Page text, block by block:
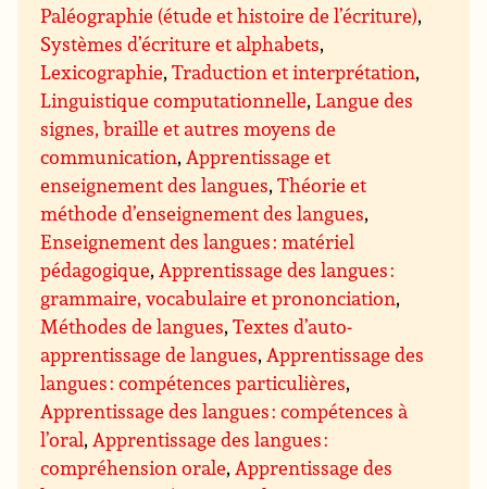
Paléographie (étude et histoire de l’écriture),
Systèmes d’écriture et alphabets,
Lexicographie,Traduction et interprétation,
Linguistique computationnelle,Langue des
signes, braille et autres moyens de
communication,Apprentissage et
enseignement des langues,Théorie et
méthode d’enseignement des langues,
Enseignement des langues : matériel
pédagogique,Apprentissage des langues :
grammaire, vocabulaire et prononciation,
Méthodes de langues,Textes d’auto-
apprentissage de langues,Apprentissage des
langues : compétences particulières,
Apprentissage des langues : compétences à
l’oral,Apprentissage des langues :
compréhension orale,Apprentissage des